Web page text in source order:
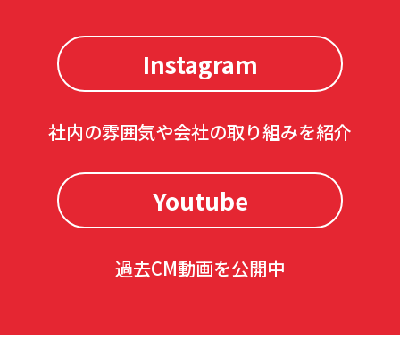
Instagram
社内の雰囲気や会社の取り組みを紹介
Youtube
過去CM動画を公開中